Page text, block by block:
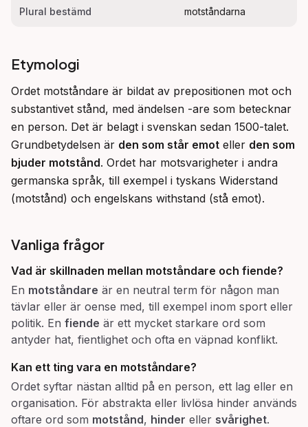
Plural bestämd motståndarna
Etymologi
Ordet motståndare är bildat av prepositionen mot och
substantivet stånd, med ändelsen -are som betecknar
en person. Det är belagt i svenskan sedan 1500-talet.
Grundbetydelsen är den som står emot eller den som
bjuder motstånd. Ordet har motsvarigheter i andra
germanska språk, till exempel i tyskans Widerstand
(motstånd) och engelskans withstand (stå emot).
Vanliga frågor
Vad är skillnaden mellan motståndare och fiende?
En motståndare är en neutral term för någon man
tävlar eller är oense med, till exempel inom sport eller
politik. En fiende är ett mycket starkare ord som
antyder hat, fientlighet och ofta en väpnad konflikt.
Kan ett ting vara en motståndare?
Ordet syftar nästan alltid på en person, ett lag eller en
organisation. För abstrakta eller livlösa hinder används
oftare ord som motstånd, hinder eller svårighet.